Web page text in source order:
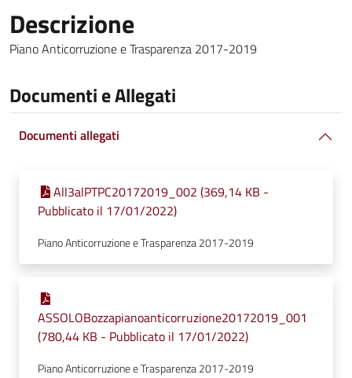
Descrizione
Piano Anticorruzione e Trasparenza 2017-2019
Documenti e Allegati
Documenti allegati
All3alPTPC20172019_002 (369,14 KB -
Pubblicato il 17/01/2022)
Piano Anticorruzione e Trasparenza 2017-2019
ASSOLOBozzapianoanticorruzione20172019_001
(780,44 KB - Pubblicato il 17/01/2022)
Piano Anticorruzione e Trasparenza 2017-2019